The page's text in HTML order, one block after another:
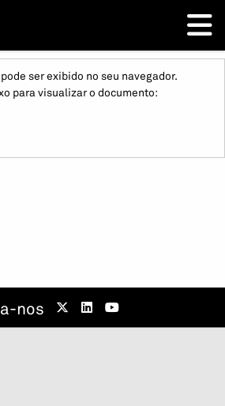
ser exibido no seu navegador.
para visualizar o documento:
nos